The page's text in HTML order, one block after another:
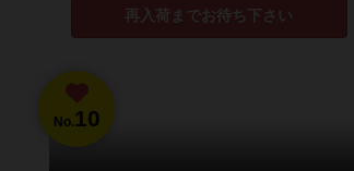
再入荷までお待ち下さい
No. 10